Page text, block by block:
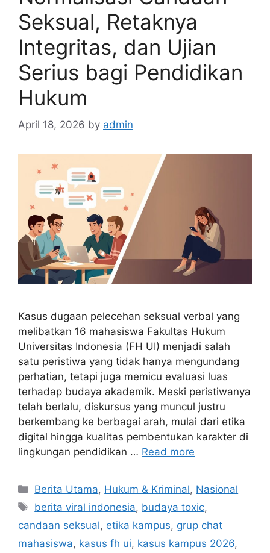
Seksual, Retaknya
Integritas, dan Ujian
Serius bagi Pendidikan
Hukum
April 18, 2026 by admin
Kasus dugaan pelecehan seksual verbal yang
melibatkan 16 mahasiswa Fakultas Hukum
Universitas Indonesia (FH UI) menjadi salah
satu peristiwa yang tidak hanya mengundang
perhatian, tetapi juga memicu evaluasi luas
terhadap budaya akademik. Meski peristiwanya
telah berlalu, diskursus yang muncul justru
berkembang ke berbagai arah, mulai dari etika
digital hingga kualitas pembentukan karakter di
lingkungan pendidikan … Read more
Categories
Berita Utama, Hukum & Kriminal, Nasional
Tags
berita viral indonesia, budaya toxic,
candaan seksual, etika kampus, grup chat
mahasiswa, kasus fh ui, kasus kampus 2026,